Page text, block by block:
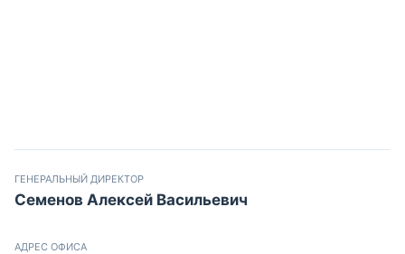
ГЕНЕРАЛЬНЫЙ ДИРЕКТОР
Семенов Алексей Васильевич
АДРЕС ОФИСА